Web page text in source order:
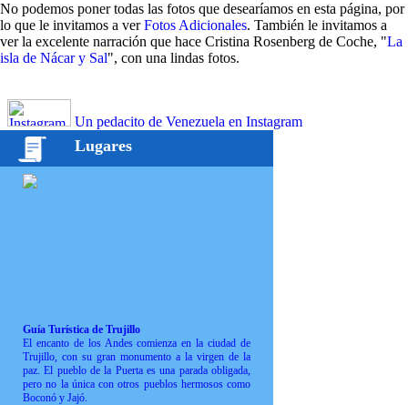
No podemos poner todas las fotos que desearíamos en esta página, por
lo que le invitamos a verFotos Adicionales. También le invitamos a
ver la excelente narración que hace Cristina Rosenberg de Coche, "La
isla de Nácar y Sal", con una lindas fotos.
Un pedacito de Venezuela en Instagram
Lugares
Guía Turística de Trujillo
El encanto de los Andes comienza en la ciudad de
Trujillo, con su gran monumento a la virgen de la
paz. El pueblo de la Puerta es una parada obligada,
pero no la única con otros pueblos hermosos como
Boconó y Jajó.